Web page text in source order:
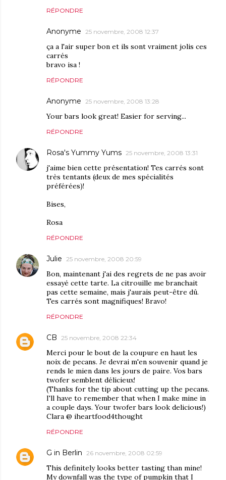
RÉPONDRE
Anonyme 25 novembre, 2008 12:37
ça a l'air super bon et ils sont vraiment jolis ces
carrés
bravo isa !
RÉPONDRE
Anonyme 25 novembre, 2008 13:28
Your bars look great! Easier for serving...
RÉPONDRE
Rosa's Yummy Yums 25 novembre, 2008 13:31
j'aime bien cette présentation! Tes carrés sont
très tentants (deux de mes spécialités
préférées)!
Bises,
Rosa
RÉPONDRE
Julie 25 novembre, 2008 20:59
Bon, maintenant j'ai des regrets de ne pas avoir
essayé cette tarte. La citrouille me branchait
pas cette semaine, mais j'aurais peut-être dû.
Tes carrés sont magnifiques! Bravo!
RÉPONDRE
CB 25 novembre, 2008 22:34
Merci pour le bout de la coupure en haut les
noix de pecans. Je devrai m'en souvenir quand je
rends le mien dans les jours de paire. Vos bars
twofer semblent délicieux!
(Thanks for the tip about cutting up the pecans.
I'll have to remember that when I make mine in
a couple days. Your twofer bars look delicious!)
Clara @ iheartfood4thought
RÉPONDRE
G in Berlin 26 novembre, 2008 02:59
This definitely looks better tasting than mine!
My downfall was the type of pumpkin that I